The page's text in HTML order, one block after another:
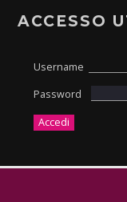
ACCESSO
Username
Password